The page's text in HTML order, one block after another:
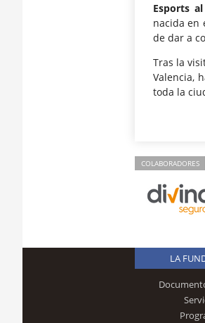
Esports
nacida en
de dar a
Tras la
Valencia,
toda la
COLABORADORES
LA